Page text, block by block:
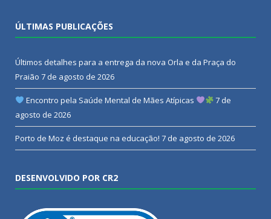
ÚLTIMAS PUBLICAÇÕES
Últimos detalhes para a entrega da nova Orla e da Praça do
Praião 7 de agosto de 2026
Encontro pela Saúde Mental de Mães Atípicas
7 de
agosto de 2026
Porto de Moz é destaque na educação! 7 de agosto de 2026
DESENVOLVIDO POR CR2